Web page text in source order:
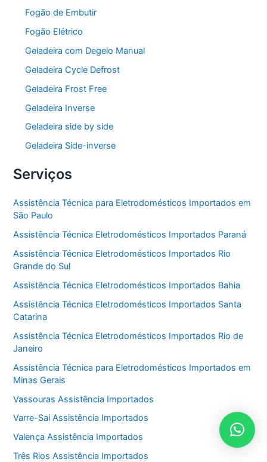
Fogão de Embutir
Fogão Elétrico
Geladeira com Degelo Manual
Geladeira Cycle Defrost
Geladeira Frost Free
Geladeira Inverse
Geladeira side by side
Geladeira Side-inverse
Serviços
Assistência Técnica para Eletrodomésticos Importados em
São Paulo
Assistência Técnica Eletrodomésticos Importados Paraná
Assistência Técnica Eletrodomésticos Importados Rio
Grande do Sul
Assistência Técnica Eletrodomésticos Importados Bahia
Assistência Técnica Eletrodomésticos Importados Santa
Catarina
Assistência Técnica Eletrodomésticos Importados Rio de
Janeiro
Assistência Técnica para Eletrodomésticos Importados em
Minas Gerais
Vassouras Assistência Importados
Varre-Sai Assistência Importados
Valença Assistência Importados
Três Rios Assistência Importados